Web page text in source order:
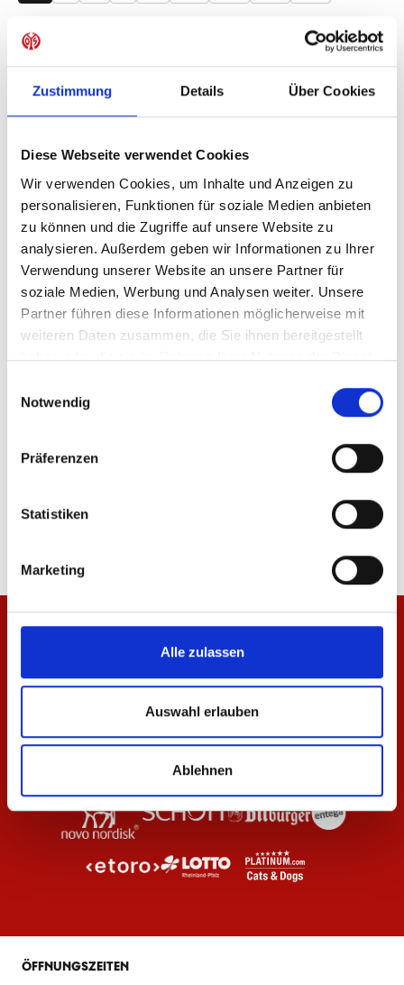
Zustimmung Details Über Cookies
Diese Webseite verwendet Cookies
Wir verwenden Cookies, um Inhalte und Anzeigen zu
personalisieren, Funktionen für soziale Medien anbieten
zu können und die Zugriffe auf unsere Website zu
analysieren. Außerdem geben wir Informationen zu Ihrer
Verwendung unserer Website an unsere Partner für
soziale Medien, Werbung und Analysen weiter. Unsere
Partner führen diese Informationen möglicherweise mit
weiteren Daten zusammen, die Sie ihnen bereitgestellt
haben oder die sie im Rahmen Ihrer Nutzung der Dienste
Notwendig
Präferenzen
Statistiken
Marketing
Alle zulassen
Auswahl erlauben
Ablehnen
Produkt Anzahl: Gib den gewünschten
Anzahl
Produktdetails
ÄHNLICHE PRODUKTE
29,95 €
ÖFFNUNGSZEITEN